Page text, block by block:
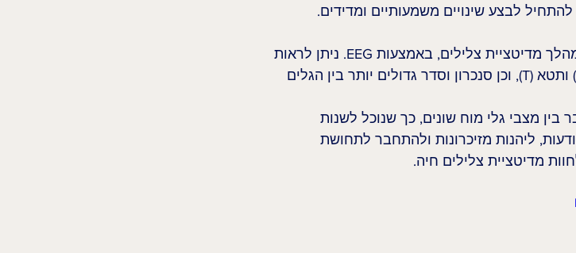
לבצע שינויים משמעותיים ומדידים.
הווידאו שלמטה מציג מדידה שביצענו לפני ובמהלך מדיטציית צלילים, באמצעות EEG. ניתן לראות
עלייה במשרעת של גלים איטיים כמו אלפא (A) ותטא (T), וכן סנכרון וסדר גדולים יותר בין הגלים
בין מצבי גלי מוח שונים, כך שנוכל לשנות
ליהנות מזיכרונות ולהתחבר לתחושת
מדיטציית צלילים חיה.